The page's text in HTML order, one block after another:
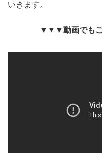
いきます。
▼▼▼動画でも